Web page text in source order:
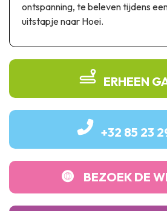
Streekproducten
Herinneringstoerisme
ontspanning, te beleven tijdens
uitstapje naar Hoei.
ERHEEN
+32 85 23
BEZOEK DE